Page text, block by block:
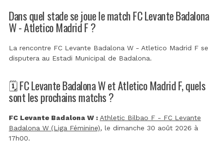
Dans quel stade se joue le match FC Levante Badalona
W - Atletico Madrid F ?
La rencontre FC Levante Badalona W - Atletico Madrid F se
disputera au Estadi Municipal de Badalona.
🗓️ FC Levante Badalona W et Atletico Madrid F, quels
sont les prochains matchs ?
FC Levante Badalona W : Athletic Bilbao F - FC Levante
Badalona W (Liga Féminine), le dimanche 30 août 2026 à
17h00.